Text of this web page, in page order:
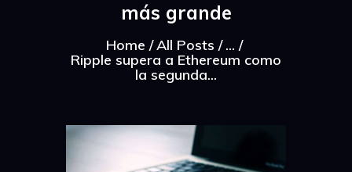
más grande
Home All Posts
...
Ripple supera a Ethereum como
la segunda...